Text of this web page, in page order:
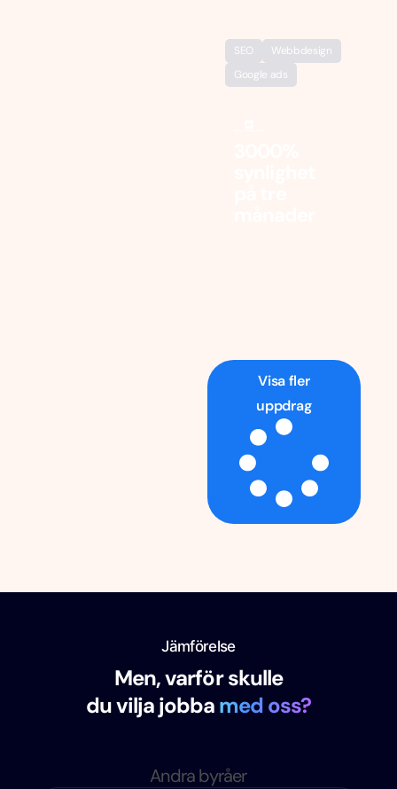
SEO
Webbdesign
Google ads
Visa fler
uppdrag
Jämförelse
Men, varför skulle
du vilja jobbamed oss?
Andra byråer